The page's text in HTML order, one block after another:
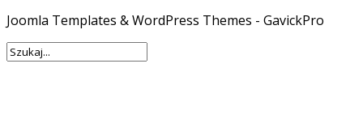
Joomla Templates & WordPress Themes - GavickPro